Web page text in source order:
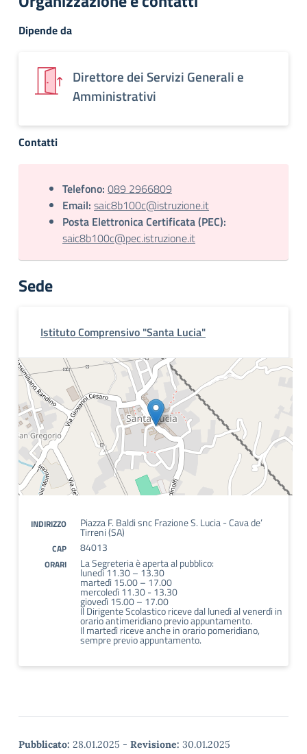
Dipende da
Direttore dei Servizi Generali e
Amministrativi
Contatti
Telefono: 089 2966809
Email: saic8b100c@istruzione.it
Posta Elettronica Certificata (PEC):
saic8b100c@pec.istruzione.it
Sede
Istituto Comprensivo "Santa Lucia"
INDIRIZZO Piazza F. Baldi snc Frazione S. Lucia - Cava de’
Tirreni (SA)
CAP 84013
ORARI La Segreteria è aperta al pubblico:
lunedì 11.30 – 13.30
martedì 15.00 – 17.00
mercoledì 11.30 - 13.30
giovedì 15.00 – 17.00
Il Dirigente Scolastico riceve dal lunedì al venerdì in
orario antimeridiano previo appuntamento.
Il martedì riceve anche in orario pomeridiano,
sempre previo appuntamento.
Pubblicato: 28.01.2025 - Revisione: 30.01.2025